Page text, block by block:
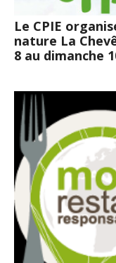
Le CPIE
nature La
8 au dimanche